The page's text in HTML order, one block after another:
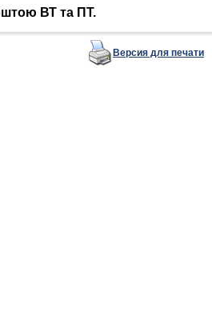
ВТ та ПТ.
Версия для печати